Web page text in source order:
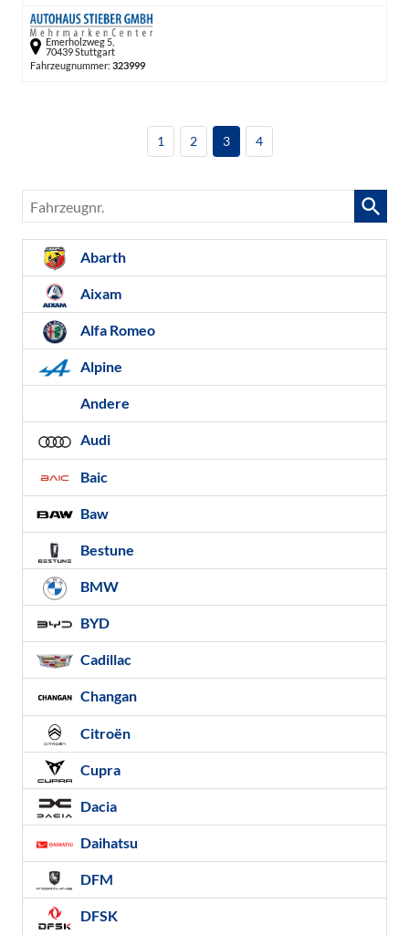
Emerholzweg 5,
70439 Stuttgart
Fahrzeugnummer: 323999
1 2 3 4
Fahrzeugnr.
Abarth
Aixam
Alfa Romeo
Alpine
Andere
Audi
Baic
Baw
Bestune
BMW
BYD
Cadillac
Changan
Citroën
Cupra
Dacia
Daihatsu
DFM
DFSK